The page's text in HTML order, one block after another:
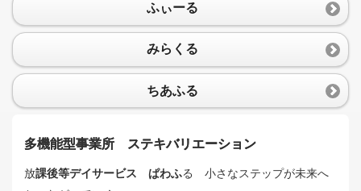
ふぃーる
みらくる
ちあふる
多機能型事業所 ステキバリエーション
放課後等デイサービス ぱわふる 小さなステップが未来へ